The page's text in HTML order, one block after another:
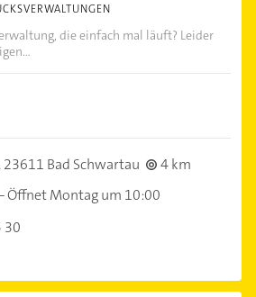
die einfach mal läuft? Leider
23611 Bad Schwartau
4 km
Öffnet Montag um 10:00
30